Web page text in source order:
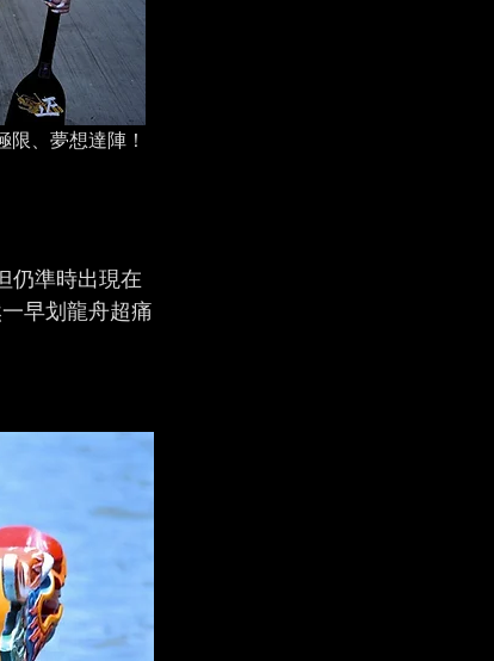
、夢想達陣！
仍準時出現在
早划龍舟超痛